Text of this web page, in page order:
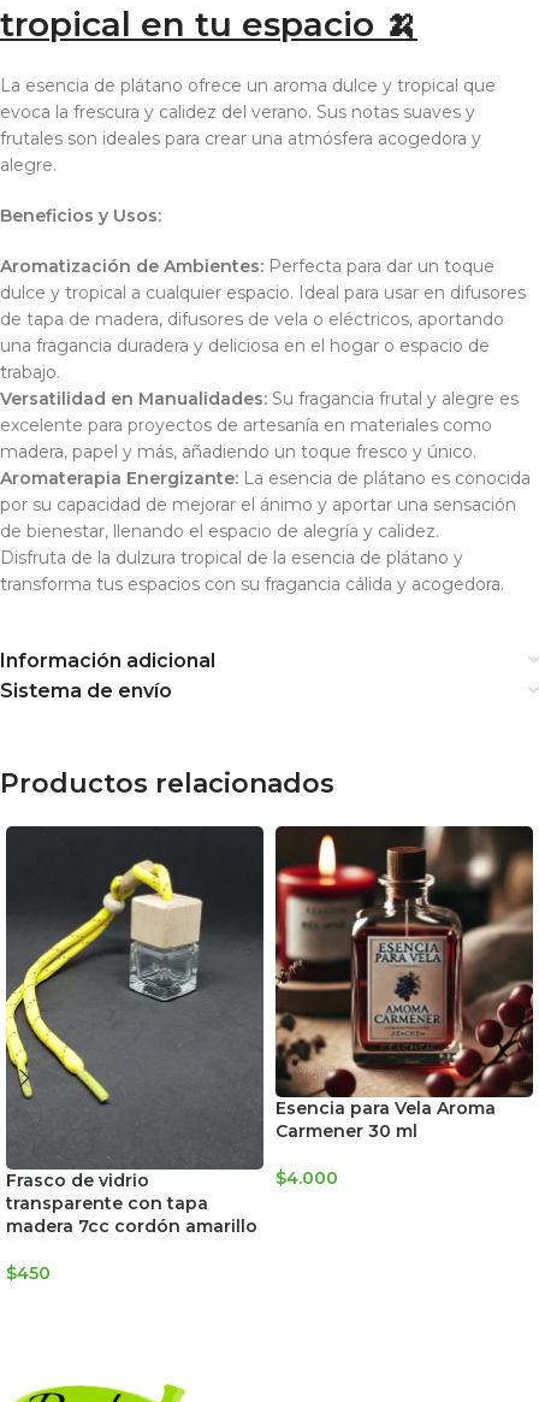
tropical en tu espacio 🍌
La esencia de plátano ofrece un aroma dulce y tropical que
evoca la frescura y calidez del verano. Sus notas suaves y
frutales son ideales para crear una atmósfera acogedora y
alegre.
Beneficios y Usos:
Aromatización de Ambientes: Perfecta para dar un toque
dulce y tropical a cualquier espacio. Ideal para usar en difusores
de tapa de madera, difusores de vela o eléctricos, aportando
una fragancia duradera y deliciosa en el hogar o espacio de
trabajo.
Versatilidad en Manualidades: Su fragancia frutal y alegre es
excelente para proyectos de artesanía en materiales como
madera, papel y más, añadiendo un toque fresco y único.
Aromaterapia Energizante: La esencia de plátano es conocida
por su capacidad de mejorar el ánimo y aportar una sensación
de bienestar, llenando el espacio de alegría y calidez.
Disfruta de la dulzura tropical de la esencia de plátano y
transforma tus espacios con su fragancia cálida y acogedora.
Información adicional
Sistema de envío
Productos relacionados
Frasco de vidrio
transparente con tapa
madera 7cc cordón amarillo
$450
Esencia para Vela Aroma
Carmener 30 ml
$4.000